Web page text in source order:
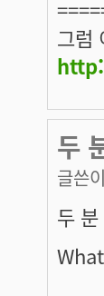
그럼
두
글쓴
두